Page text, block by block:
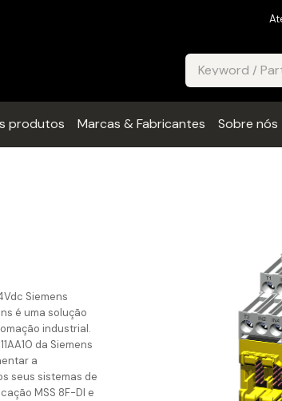
produtos Marcas & Fabricantes Sobre nós
Siemens
é uma solução
industrial.
da Siemens
a
seus sistemas de
MSS 8F-DI e